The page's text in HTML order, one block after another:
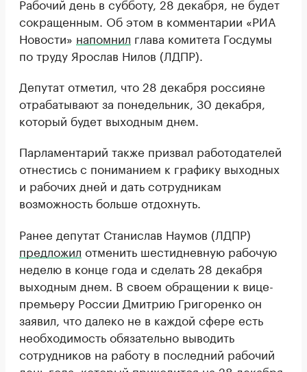
Рабочий день в субботу, 28 декабря, не будет
сокращенным. Об этом в комментарии «РИА
Новости» напомнил глава комитета Госдумы
по труду Ярослав Нилов (ЛДПР).
Депутат отметил, что 28 декабря россияне
отрабатывают за понедельник, 30 декабря,
который будет выходным днем.
Парламентарий также призвал работодателей
отнестись с пониманием к графику выходных
и рабочих дней и дать сотрудникам
возможность больше отдохнуть.
Ранее депутат Станислав Наумов (ЛДПР)
предложил отменить шестидневную рабочую
неделю в конце года и сделать 28 декабря
выходным днем. В своем обращении к вице-
премьеру России Дмитрию Григоренко он
заявил, что далеко не в каждой сфере есть
необходимость обязательно выводить
сотрудников на работу в последний рабочий